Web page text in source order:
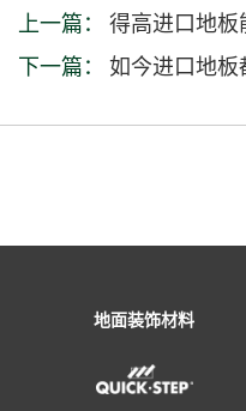
上一篇：
得高进口地板
下一篇：
如今进口地板